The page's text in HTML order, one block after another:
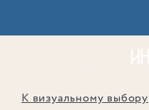
К визуальному выбору